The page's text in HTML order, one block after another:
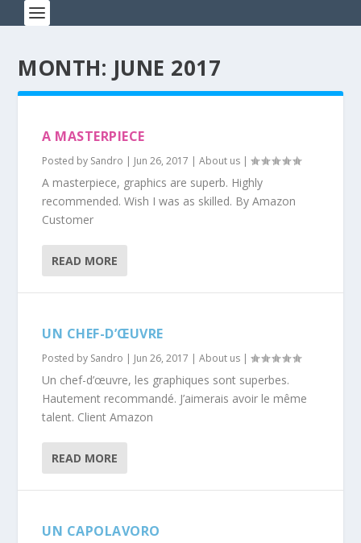
MONTH: JUNE 2017
A MASTERPIECE
Posted by Sandro | Jun 26, 2017 |About us |
A masterpiece, graphics are superb. Highly
recommended. Wish I was as skilled. By Amazon
Customer
READ MORE
UN CHEF-D’ŒUVRE
Posted by Sandro | Jun 26, 2017 |About us |
Un chef-d’œuvre, les graphiques sont superbes.
Hautement recommandé. J’aimerais avoir le même
talent. Client Amazon
READ MORE
UN CAPOLAVORO